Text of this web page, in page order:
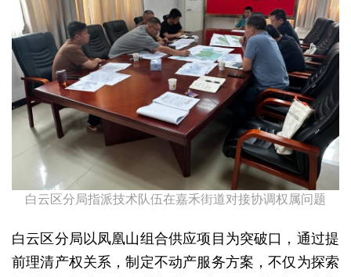
白云区分局指派技术队伍在嘉禾街道对接协调权属问题
白云区分局以凤凰山组合供应项目为突破口，通过提
前理清产权关系，制定不动产服务方案，不仅为探索